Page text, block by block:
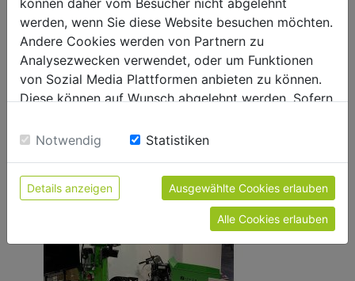
werden, wenn Sie diese Website besuchen möchten.
Andere Cookies werden von Partnern zu
Analysezwecken verwendet, oder um Funktionen
von Sozial Media Plattformen anbieten zu können.
Diese können auf Wunsch abgelehnt werden. Sofern
Einwilligung zu unseren Cookies.
Notwendig Statistiken
Details anzeigen Ausgewählte Cookies erlauben
Alle Cookies erlauben